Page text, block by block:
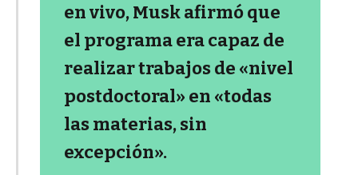
en vivo, Musk afirmó que
el programa era capaz de
realizar trabajos de «nivel
postdoctoral» en «todas
las materias, sin
excepción».